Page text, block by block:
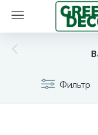
Фильтр